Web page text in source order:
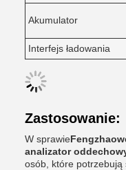
Akumulator
Interfejs ładowania
Zastosowanie:
W sprawie
analizator
osób, które potrzebują